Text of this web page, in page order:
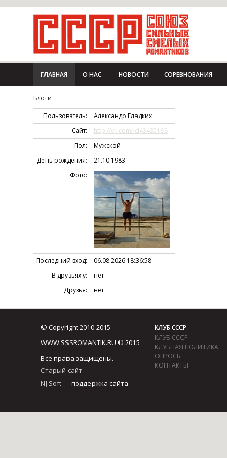
ГЛАВНАЯ О НАС НОВОСТИ СОРЕВНОВАНИЯ
Блоги
Пользователь:
Александр Гладких
Сайт:
http://vk.com/id43435198
Пол:
Мужской
День рождения:
21.10.1983
Фото:
Последний вход:
06.08.2026 18:36:58
В друзьях у:
нет
Друзья:
нет
© Copyright 2010-2015
WWW.SSSROMANTIK.RU © 2015
Все права защищены.
Старый сайт
NJ Soft— поддержка сайта
КЛУБ СССР
КЛУБ СССР
КЛУБНАЯ ПОЛИТИКА
ОПРОСЫ
КОНТАКТЫ